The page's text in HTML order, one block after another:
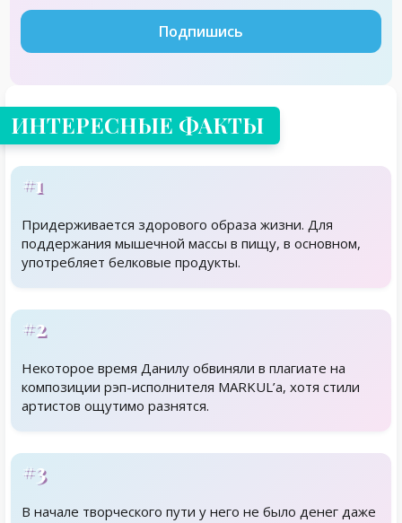
Подпишись
ИНТЕРЕСНЫЕ ФАКТЫ
#1
Придерживается здорового образа жизни. Для
поддержания мышечной массы в пищу, в основном,
употребляет белковые продукты.
#2
Некоторое время Данилу обвиняли в плагиате на
композиции рэп-исполнителя MARKUL’a, хотя стили
артистов ощутимо разнятся.
#3
В начале творческого пути у него не было денег даже